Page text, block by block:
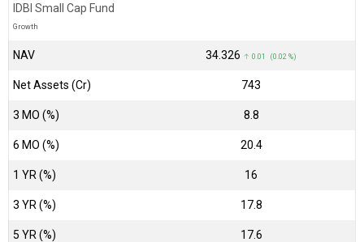
IDBI Small Cap Fund
Growth
NAV ₹34.326 ↑ 0.01 (0.02 %)
Net Assets (Cr) ₹743
3 MO (%) 8.8
6 MO (%) 20.4
1 YR (%) 16
3 YR (%) 17.8
5 YR (%) 17.6